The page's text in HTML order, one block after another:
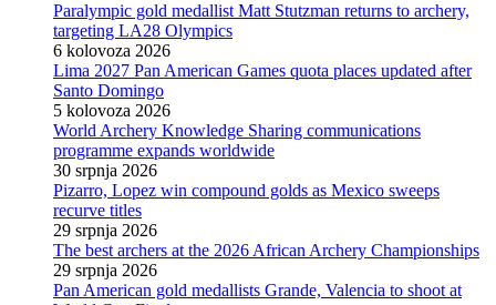
Paralympic gold medallist Matt Stutzman returns to archery,
targeting LA28 Olympics
6 kolovoza 2026
Lima 2027 Pan American Games quota places updated after
Santo Domingo
5 kolovoza 2026
World Archery Knowledge Sharing communications
programme expands worldwide
30 srpnja 2026
Pizarro, Lopez win compound golds as Mexico sweeps
recurve titles
29 srpnja 2026
The best archers at the 2026 African Archery Championships
29 srpnja 2026
Pan American gold medallists Grande, Valencia to shoot at